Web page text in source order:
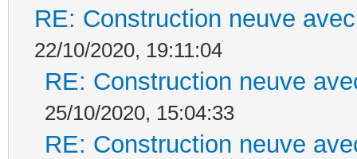
RE: Construction neuve
22/10/2020, 19:11:04
RE: Construction neuve
25/10/2020, 15:04:33
RE: Construction neuve